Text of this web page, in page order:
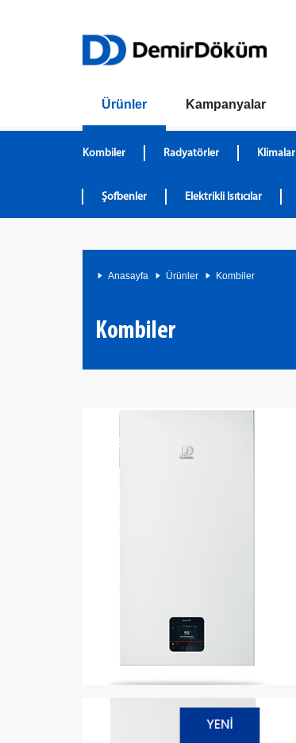
Ürünler
Kombiler Radyatörler Klimalar
Şofbenler Elektrikli Isıtıcılar
Kampanyalar
Anasayfa Ürünler Kombiler
Kombiler
Yoğuşmalı Kombiler
Kontrol Cihazları